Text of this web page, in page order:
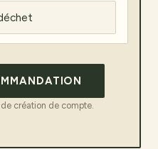
création de compte.